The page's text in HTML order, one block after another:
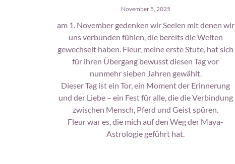
November 5, 2025
am 1. November gedenken wir Seelen mit denen wir
uns verbunden fühlen, die bereits die Welten
gewechselt haben. Fleur, meine erste Stute, hat sich
für ihren Übergang bewusst diesen Tag vor
nunmehr sieben Jahren gewählt.
Dieser Tag ist ein Tor, ein Moment der Erinnerung
und der Liebe – ein Fest für alle, die die Verbindung
zwischen Mensch, Pferd und Geist spüren.
Fleur war es, die mich auf den Weg der Maya-
Astrologie geführt hat.